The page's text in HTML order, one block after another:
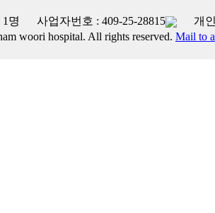
1명
사업자번호 : 409-25-28815
개
woori hospital. All rights reserved. Mail to